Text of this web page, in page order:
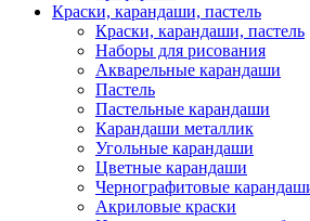
Краски, карандаши, пастель
Краски, карандаши, пастель
Наборы для рисования
Акварельные карандаши
Пастель
Пастельные карандаши
Карандаши металлик
Угольные карандаши
Цветные карандаши
Чернографитовые
Акриловые краски